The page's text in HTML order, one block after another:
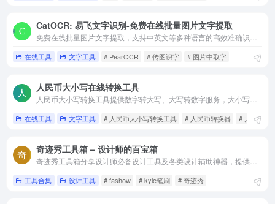
CatOCR: 易飞文字识别-免费在线批量图片文字提取
在线工具 文字工具 # PearOCR # 传图识字 # 图片中取字
人民币大小写在线转换工具
在线工具 文字工具 # 人民币大小写转换工具 # 人民币转换器 # 大写转数
奇迹秀工具箱 – 设计师的百宝箱
工具合集 设计工具 # fashow # kyle笔刷 # 奇迹秀